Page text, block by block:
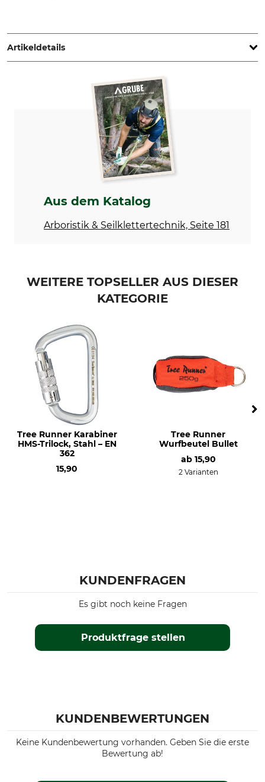
www.grube.de
Artikeldetails
Produkttyp
Materialkarabiner
Bruchlast vertikal
8 kN
Verschluss
Schnapper
61 mm
Öffnung
Aus dem Katalog
Arboristik & Seilklettertechnik, Seite 181
WEITERE TOPSELLER AUS DIESER
KATEGORIE
Tree Runner Karabiner
HMS-Trilock, Stahl – EN
362
15,90
Tree Runner
Wurfbeutel Bullet
ab 15,90
2 Varianten
KUNDENFRAGEN
Produktfrage stellen
Es gibt noch keine Fragen
KUNDENBEWERTUNGEN
Keine Kundenbewertung vorhanden. Geben Sie die erste
Bewertung ab!